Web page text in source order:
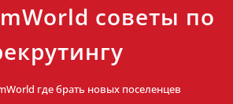
советы по
где брать новых поселенцев